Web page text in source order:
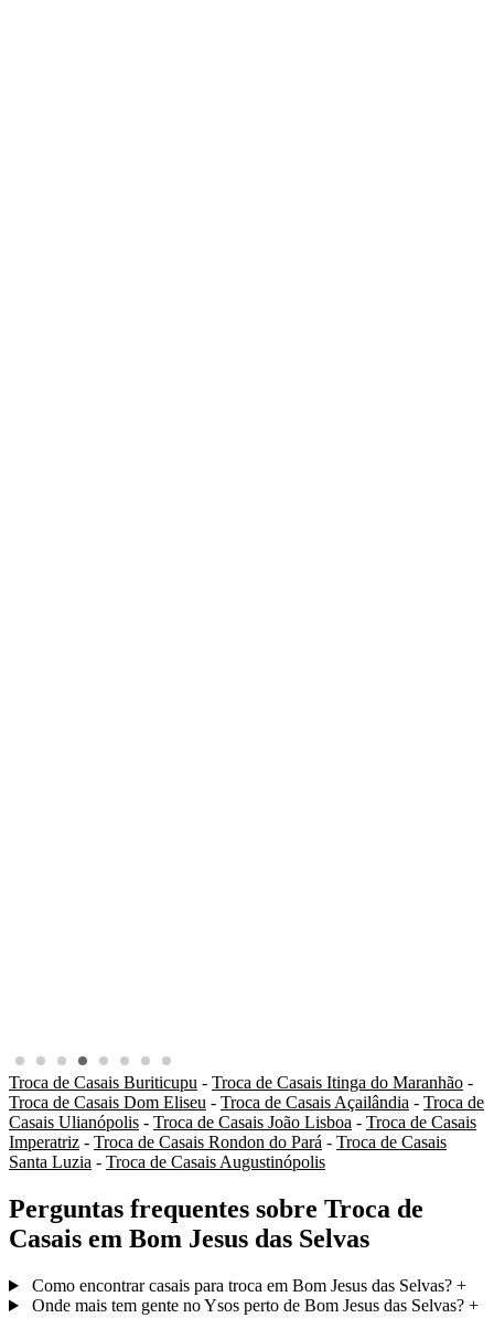
Troca de Casais Buriticupu - Troca de Casais Itinga do Maranhão -
Troca de Casais Dom Eliseu - Troca de Casais Açailândia - Troca de
Casais Ulianópolis - Troca de Casais João Lisboa - Troca de Casais
Imperatriz - Troca de Casais Rondon do Pará - Troca de Casais
Santa Luzia - Troca de Casais Augustinópolis
Perguntas frequentes sobre Troca de
Casais em Bom Jesus das Selvas
Como encontrar casais para troca em Bom Jesus das Selvas? +
Onde mais tem gente no Ysos perto de Bom Jesus das Selvas? +